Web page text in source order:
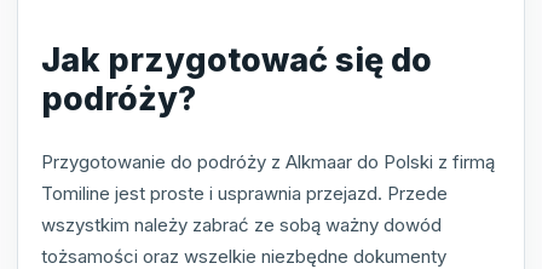
Jak przygotować się do
podróży?
Przygotowanie do podróży z Alkmaar do Polski z firmą
Tomiline jest proste i usprawnia przejazd. Przede
wszystkim należy zabrać ze sobą ważny dowód
tożsamości oraz wszelkie niezbędne dokumenty